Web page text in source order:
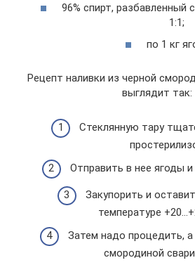
96% спирт, разбавленный
1:1;
по 1 кг
Рецепт наливки из черной
выглядит так:
Стеклянную тару
Отправить в нее ягоды
Закупорить и
температуре
Затем надо процедить,
смородиной